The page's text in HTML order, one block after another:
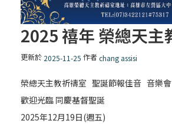
更新於 2025-11-25 作者chang assisi
榮總天主教祈禱室 聖誕節報佳音 音樂會
歡迎光臨 同慶基督聖誕
2025年12月19日(週五)